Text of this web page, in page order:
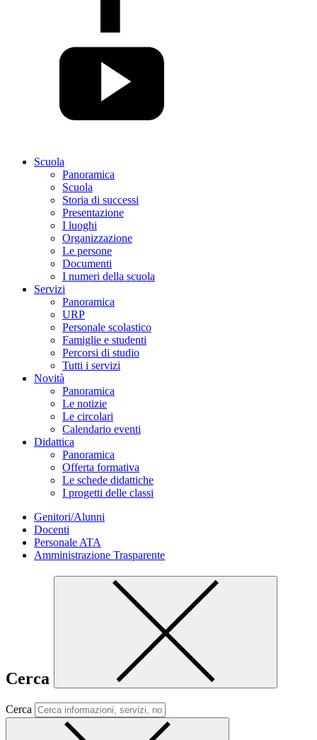
Scuola
Panoramica
Scuola
Storia di successi
Presentazione
I luoghi
Organizzazione
Le persone
Documenti
I numeri della scuola
Servizi
Panoramica
URP
Personale scolastico
Famiglie e studenti
Percorsi di studio
Tutti i servizi
Novità
Panoramica
Le notizie
Le circolari
Calendario eventi
Didattica
Panoramica
Offerta formativa
Le schede didattiche
I progetti delle classi
Genitori/Alunni
Docenti
Personale ATA
Amministrazione Trasparente
Cerca
Cerca